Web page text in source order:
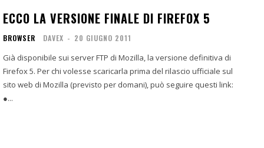
ECCO LA VERSIONE FINALE DI FIREFOX 5
BROWSER DAVEX - 20 GIUGNO 2011
Già disponibile sui server FTP di Mozilla, la versione definitiva di
Firefox 5. Per chi volesse scaricarla prima del rilascio ufficiale sul
sito web di Mozilla (previsto per domani), può seguire questi link:
●...